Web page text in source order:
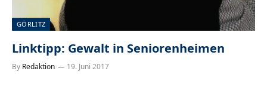
GÖRLITZ
Linktipp: Gewalt in Seniorenheimen
By Redaktion 19. Juni 2017